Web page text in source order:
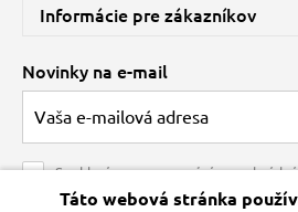
Predajňa a sklad Kbely
nes máme otvorené 08:00 - 16:00
Informácie pre zákazníkov
O spoločnosti
Veľkoobchod
Obchodné podmienky
Kontakt
Novinky na e-mail
Souhlasím se zpracováním osobních
ochrany osobních údajů
Táto webová stránka